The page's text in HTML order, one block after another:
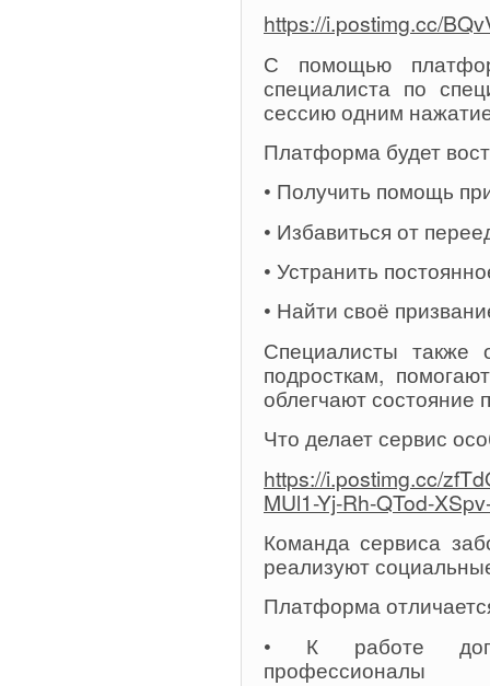
https://i.postimg.cc/
С помощью
специалиста по
сессию одним
Платформа будет
• Получить помощь
• Избавиться от
• Устранить
• Найти своё
Специалисты также
подросткам,
облегчают состояние
Что делает сервис
https://i.postimg.cc/
MUl1-Yj-Rh-QTod-
Команда сервиса
реализуют
Платформа
• К работе
профессионалы